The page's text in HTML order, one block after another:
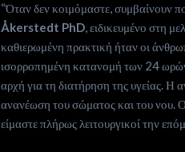
Contact
us
Subscribe
“Όταν δεν κοιμόμαστε, συμβαίνουν
Åkerstedt PhD, ειδικευμένο στη
καθιερωμένη πρακτική ήταν οι
ισορροπημένη κατανομή των 24 ωρών.
αρχή για τη διατήρηση της υγείας. Η
ανανέωση του σώματος και του νου. Ο
είμαστε πλήρως λειτουργικοί την